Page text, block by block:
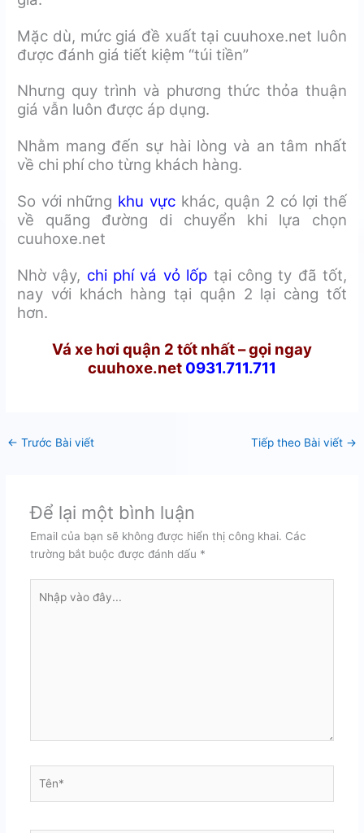
Mặc dù, mức giá đề xuất tại cuuhoxe.net luôn
được đánh giá tiết kiệm “túi tiền”
Nhưng quy trình và phương thức thỏa thuận
giá vẫn luôn được áp dụng.
Nhằm mang đến sự hài lòng và an tâm nhất
về chi phí cho từng khách hàng.
So với những khu vựckhác, quận 2 có lợi thế
về quãng đường di chuyển khi lựa chọn
cuuhoxe.net
Nhờ vậy, chi phí vá vỏ lốp tại công ty đã tốt,
nay với khách hàng tại quận 2 lại càng tốt
hơn.
Vá xe hơi quận 2 tốt nhất – gọi ngay
cuuhoxe.net 0931.711.711
← Trước Bài viết Tiếp theo Bài viết →
Để lại một bình luận
Email của bạn sẽ không được hiển thị công khai. Các
trường bắt buộc được đánh dấu *
vào